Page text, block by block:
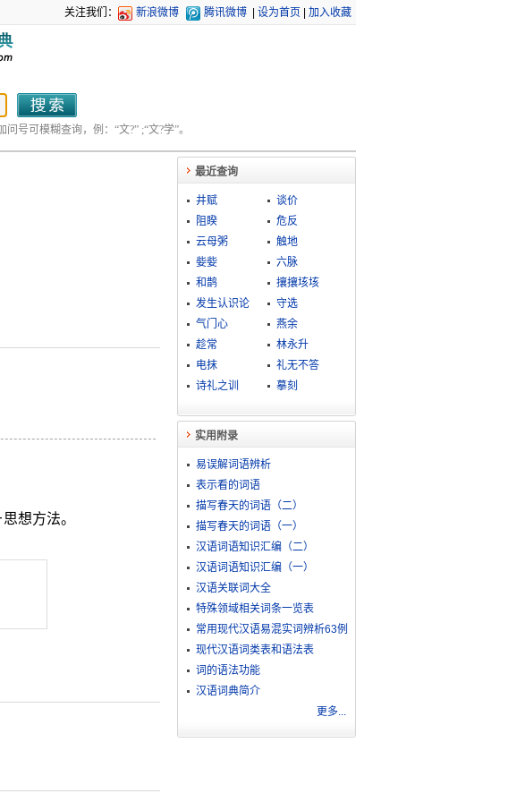
关注我们： 新浪微博 腾讯微博 设为首页 加入收藏
号可模糊查询，例：“文?” ;“文?学”。
想方法。
最近查询
井赋
谈价
阻睽
危反
云母粥
触地
姕姕
六脉
和鹊
攘攘垓垓
发生认识论
守选
气门心
燕余
趁常
林永升
电抹
礼无不答
诗礼之训
摹刻
实用附录
易误解词语辨析
表示看的词语
描写春天的词语（二）
描写春天的词语（一）
汉语词语知识汇编（二）
汉语词语知识汇编（一）
汉语关联词大全
特殊领域相关词条一览表
常用现代汉语易混实词辨析63例
现代汉语词类表和语法表
词的语法功能
汉语词典简介
更多...